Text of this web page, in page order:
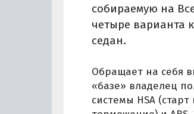
собираемую на
четыре варианта
седан.
Обращает на себя
«базе» владелец
системы HSA